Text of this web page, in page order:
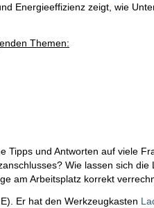
Energieeffizienz zeigt, wie
Themen:
Tipps und Antworten auf viele
Wie lassen sich die
am Arbeitsplatz korrekt
Er hat den Werkzeugkasten